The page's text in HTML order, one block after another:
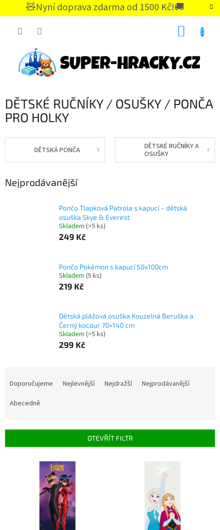
🧸Nyní doprava zdarma od 1500 Kč!🚚
CZK
DĚTSKÉ RUČNÍKY / OSUŠKY / PONČA
PRO HOLKY
DĚTSKÁ PONČA
DĚTSKÉ RUČNÍKY A
OSUŠKY
Nejprodávanější
Pončo Tlapková Patrola s kapucí – dětská
osuška Skye & Everest
Skladem (>5 ks)
249 Kč
Pončo Pokémon s kapucí 50x100cm
Skladem (5 ks)
219 Kč
Dětská plážová osuška Kouzelná Beruška a
Černý kocour 70×140 cm
Skladem (>5 ks)
299 Kč
r
Doporučujeme Nejlevnější Nejdražší
Nejprodávanější
Abecedně
OTEVŘÍT FILTR